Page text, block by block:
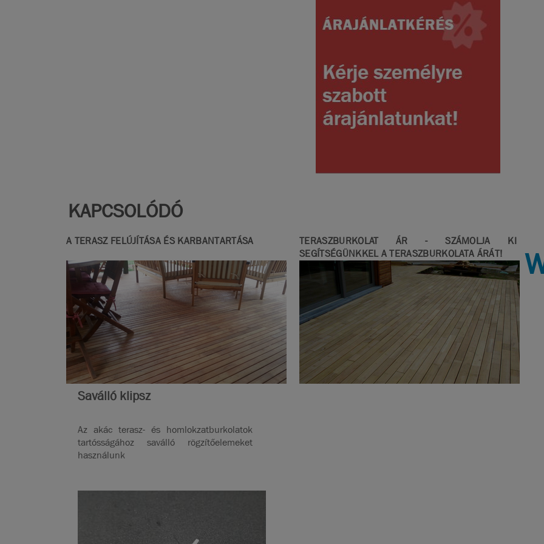
KAPCSOLÓDÓ
A TERASZ FELÚJÍTÁSA ÉS KARBANTARTÁSA
TERASZBURKOLAT ÁR - SZÁMOLJA KI
SEGÍTSÉGÜNKKEL A TERASZBURKOLATA ÁRÁT!
Saválló klipsz
Az akác terasz- és homlokzatburkolatok
tartósságához saválló rögzítőelemeket
használunk